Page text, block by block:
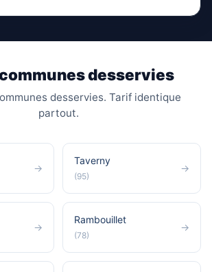
desservies
desservies. Tarif identique
partout.
→
Taverny
(95)
→
→
Rambouillet
(78)
→